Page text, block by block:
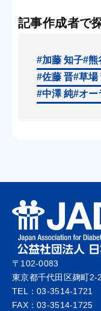
記事作成者で
#加藤 知子#熊
#佐藤 晋#草場
#中澤 純#オー
〒102-0083
東京都千代田区麹町2-
TEL：03-3514-1721
FAX：03-3514-1725